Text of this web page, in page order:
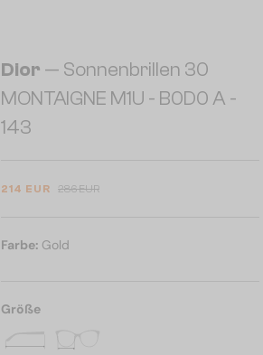
Dior — Sonnenbrillen 30
MONTAIGNE M1U - B0D0 A -
143
214 EUR 286 EUR
Farbe: Gold
Größe